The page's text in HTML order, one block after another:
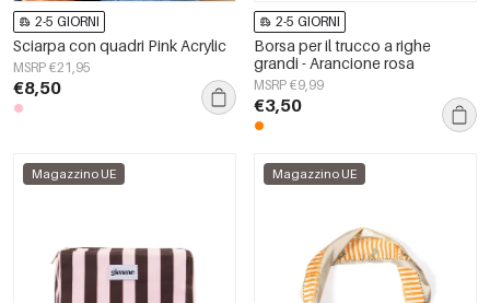
2-5 GIORNI
Sciarpa con quadri Pink Acrylic
MSRP €21,95
€8,50
2-5 GIORNI
Borsa per il trucco a righe
grandi - Arancione rosa
MSRP €9,99
€3,50
Magazzino UE Magazzino UE